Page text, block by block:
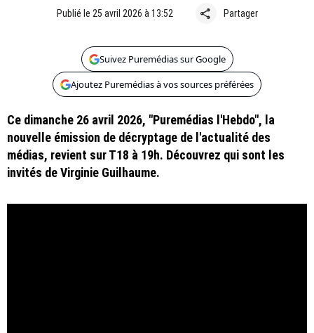
Publié le 25 avril 2026 à 13:52 share Partager
Suivez Puremédias sur Google
Ajoutez Puremédias à vos sources préférées
Ce dimanche 26 avril 2026, "Puremédias l'Hebdo", la
nouvelle émission de décryptage de l'actualité des
médias, revient sur T18 à 19h. Découvrez qui sont les
invités de Virginie Guilhaume.